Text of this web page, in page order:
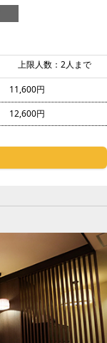
上限人数：2人まで
11,600円
12,600円